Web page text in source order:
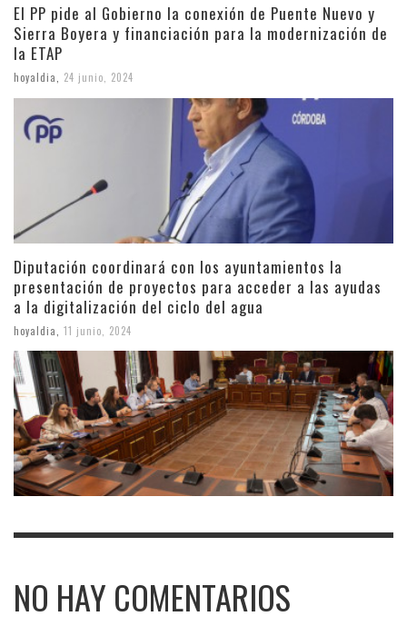
El PP pide al Gobierno la conexión de Puente Nuevo y
Sierra Boyera y financiación para la modernización de
la ETAP
hoyaldia 24 junio, 2024
Diputación coordinará con los ayuntamientos la
presentación de proyectos para acceder a las ayudas
a la digitalización del ciclo del agua
hoyaldia 11 junio, 2024
NO HAY COMENTARIOS